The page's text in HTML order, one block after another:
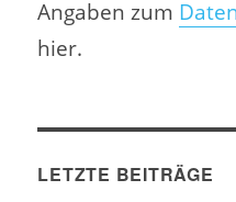
Angaben zum
hier.
LETZTE BEITRÄGE